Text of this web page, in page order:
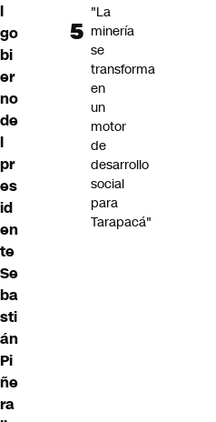
l
go
bi
er
no
de
l
pr
es
id
en
te
Se
ba
sti
án
Pi
ñe
ra
"La
minería
se
transforma
en
un
motor
de
desarrollo
social
para
Tarapacá"